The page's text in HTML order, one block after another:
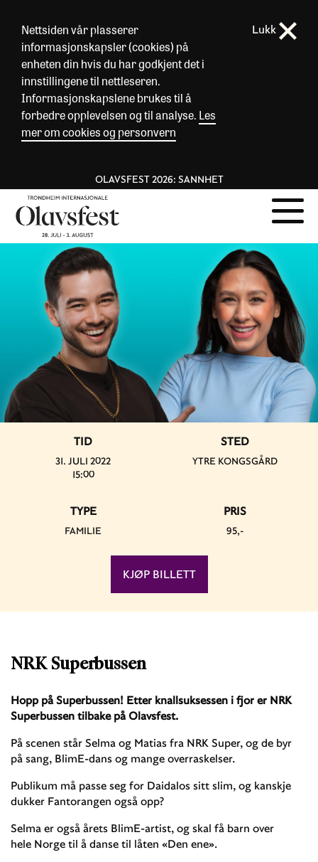
Nettsiden vår plasserer
informasjonskapsler (cookies) på
enheten din hvis du har godkjent det i
innstillingene til nettleseren.
Informasjonskapslene brukes til å
forbedre opplevelsen og til analyse. Les
mer om cookies og personvern
Lukk
OLAVSFEST 2026: SANNHET
NRK Superbussen
Hopp på Superbussen! Etter knallsuksessen i fjor er NRK
Superbussen tilbake på Olavsfest.
På scenen står Selma og Matias fra NRK Super, og de byr
på sang, BlimE-dans og mange overraskelser.
Publikum må passe seg for Daidalos sitt slim, og kanskje
dukker Fantorangen også opp?
Selma er også årets BlimE-artist, og skal få barn over
hele Norge til å danse til låten «Den ene».
TID
31. JULI 2022
15:00
STED
YTRE KONGSGÅRD
TYPE
FAMILIE
PRIS
95,-
KJØP BILLETT